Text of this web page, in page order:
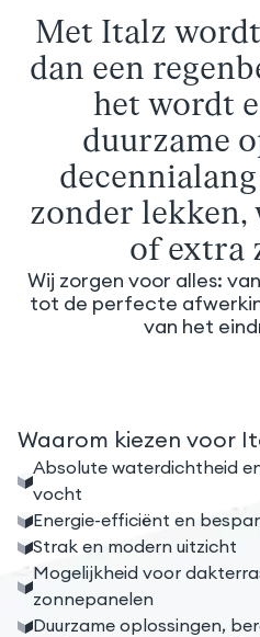
Met Italz
dan een
het wordt
duurzame
zonder lekken,
of extra
Wij zorgen voor alles:
tot de perfecte
van het
Waarom kiezen voor
Absolute waterdichtheid
vocht
Energie-efficiënt en
Strak en modern uitzicht
Mogelijkheid voor
zonnepanelen
Duurzame oplossingen,